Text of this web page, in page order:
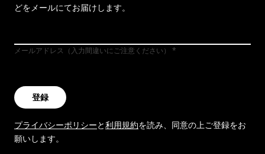
どをメールにてお届けします。
メールアドレス（入力間違いにご注意ください）
登録
プライバシーポリシーと利用規約を読み、同意の上ご登録をお
願いします。